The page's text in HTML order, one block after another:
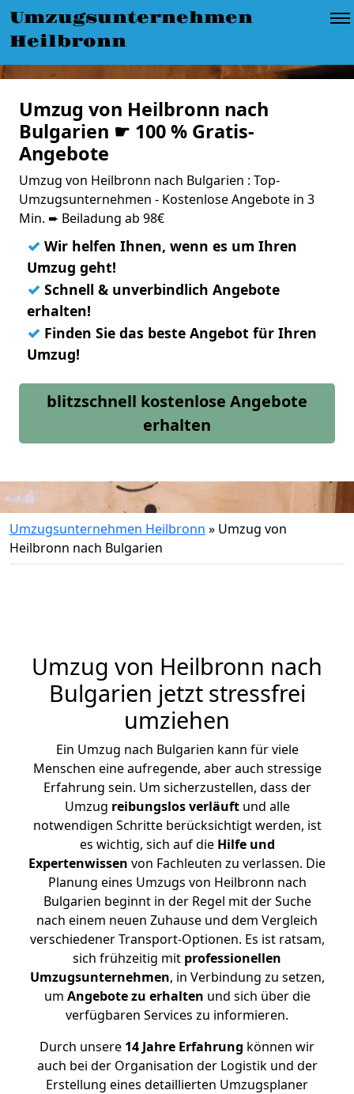
Umzugsunternehmen
Heilbronn
Umzug von Heilbronn nach
Bulgarien ☛ 100 % Gratis-
Angebote
Umzug von Heilbronn nach Bulgarien : Top-
Umzugsunternehmen - Kostenlose Angebote in 3
Min. ➨ Beiladung ab 98€
✓ Wir helfen Ihnen, wenn es um Ihren
Umzug geht!
✓ Schnell & unverbindlich Angebote
erhalten!
✓ Finden Sie das beste Angebot für Ihren
Umzug!
blitzschnell kostenlose Angebote
erhalten
Umzugsunternehmen Heilbronn » Umzug von
Heilbronn nach Bulgarien
Umzug von Heilbronn nach
Bulgarien jetzt stressfrei
umziehen
Ein Umzug nach Bulgarien kann für viele
Menschen eine aufregende, aber auch stressige
Erfahrung sein. Um sicherzustellen, dass der
Umzug reibungslos verläuftund alle
notwendigen Schritte berücksichtigt werden, ist
es wichtig, sich auf die Hilfe und
Expertenwissen von Fachleuten zu verlassen. Die
Planung eines Umzugs von Heilbronn nach
Bulgarien beginnt in der Regel mit der Suche
nach einem neuen Zuhause und dem Vergleich
verschiedener Transport-Optionen. Es ist ratsam,
sich frühzeitig mit professionellen
Umzugsunternehmen, in Verbindung zu setzen,
um Angebote zu erhalten und sich über die
verfügbaren Services zu informieren.
Durch unsere 14 Jahre Erfahrung können wir
auch bei der Organisation der Logistik und der
Erstellung eines detaillierten Umzugsplaner